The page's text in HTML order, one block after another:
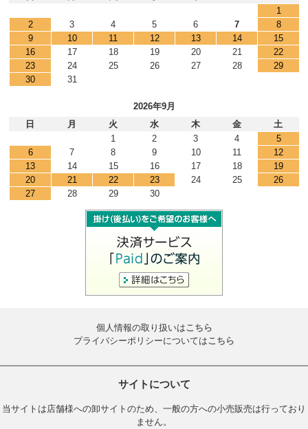
1
2
3 4 5 6 7
8
9
10 11 12 13 14
15
16
17 18 19 20 21
22
23
24 25 26 27 28
29
30
31
2026年9月
日
月 火 水 木 金
土
1
2 3 4
5
6
7 8 9 10 11
12
13
14 15 16 17 18
19
20
21 22 23 24 25
26
27
28 29 30
個人情報の取り扱いはこちら
プライバシーポリシーについてはこちら
サイトについて
当サイトは店舗様への卸サイトのため、一般の方への小売販売は行っており
ません。